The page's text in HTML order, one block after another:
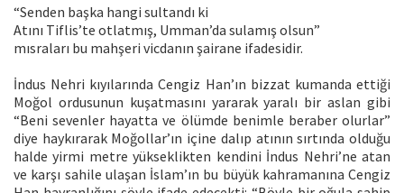
“Senden başka hangi sultandı ki
Atını Tiflis’te otlatmış, Umman’da sulamış olsun”
mısraları bu mahşeri vicdanın şairane ifadesidir.
İndus Nehri kıyılarında Cengiz Han’ın bizzat kumanda ettiği
Moğol ordusunun kuşatmasını yararak yaralı bir aslan gibi
“Beni sevenler hayatta ve ölümde benimle beraber olurlar”
diye haykırarak Moğollar’ın içine dalıp atının sırtında olduğu
halde yirmi metre yükseklikten kendini İndus Nehri’ne atan
ve karşı sahile ulaşan İslam’ın bu büyük kahramanına Cengiz